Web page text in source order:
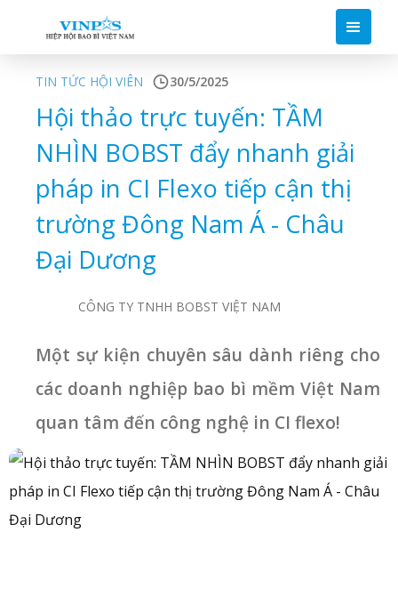
TIN TỨC HỘI VIÊN 30/5/2025
Hội thảo trực tuyến: TẦM
NHÌN BOBST đẩy nhanh giải
pháp in CI Flexo tiếp cận thị
trường Đông Nam Á - Châu
Đại Dương
CÔNG TY TNHH BOBST VIỆT NAM
Một sự kiện chuyên sâu dành riêng cho
các doanh nghiệp bao bì mềm Việt Nam
quan tâm đến công nghệ in CI flexo!